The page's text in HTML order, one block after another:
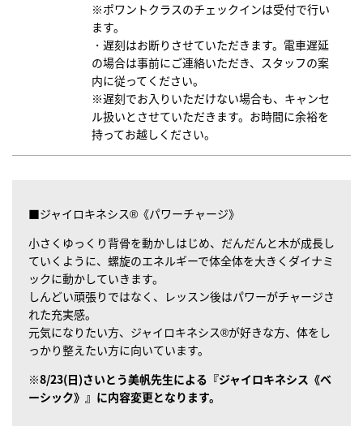
※ポワントクラスのチェックインは受付で行い
ます。
・遅刻はお断りさせていただきます。電車遅延
の場合は事前にご連絡いただき、スタッフの案
内に従ってください。
※遅刻でお入りいただけない場合も、キャンセ
ル扱いとさせていただきます。お時間に余裕を
持ってお越しください。
■ジャイロキネシス®《パワーチャージ》
小さくゆっくり背骨を動かしはじめ、だんだんと木が成長し
ていくように、螺旋のエネルギーで体全体を大きくダイナミ
ックに動かしていきます。
しんどい頑張りではなく、レッスン後はパワーがチャージさ
れた充実感。
元気になりたい方、ジャイロキネシス®が好きな方、体をし
っかり整えたい方に向いています。
※8/23(日)さいとう美帆先生による『ジャイロキネシス《ベ
ーシック》』に内容変更となります。